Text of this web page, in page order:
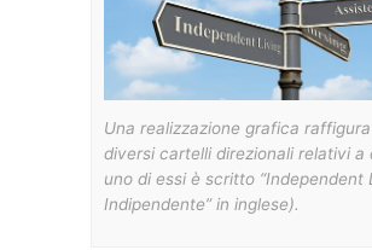
Una realizzazione grafica
diversi cartelli direzionali relativi a
uno di essi è scritto “Independent
Indipendente” in inglese).